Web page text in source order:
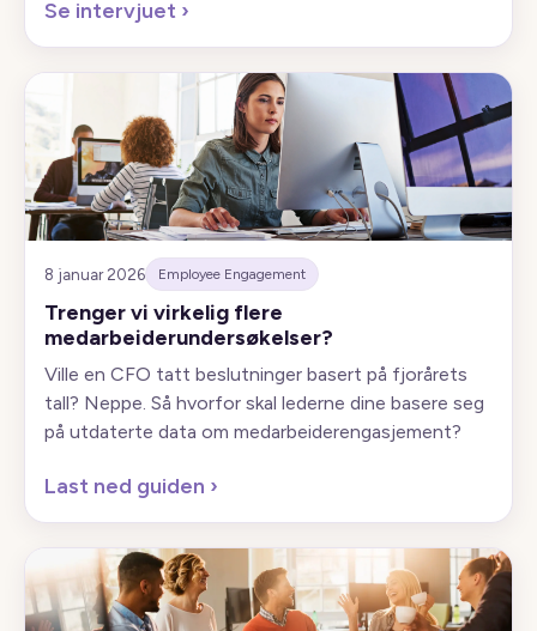
Se intervjuet ›
8 januar 2026 Employee Engagement
Trenger vi virkelig flere
medarbeiderundersøkelser?
Ville en CFO tatt beslutninger basert på fjorårets
tall? Neppe. Så hvorfor skal lederne dine basere seg
på utdaterte data om medarbeiderengasjement?
Last ned guiden ›